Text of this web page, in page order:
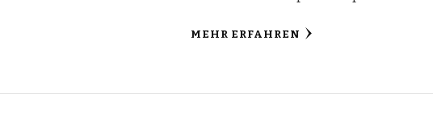
MEHR ERFAHREN